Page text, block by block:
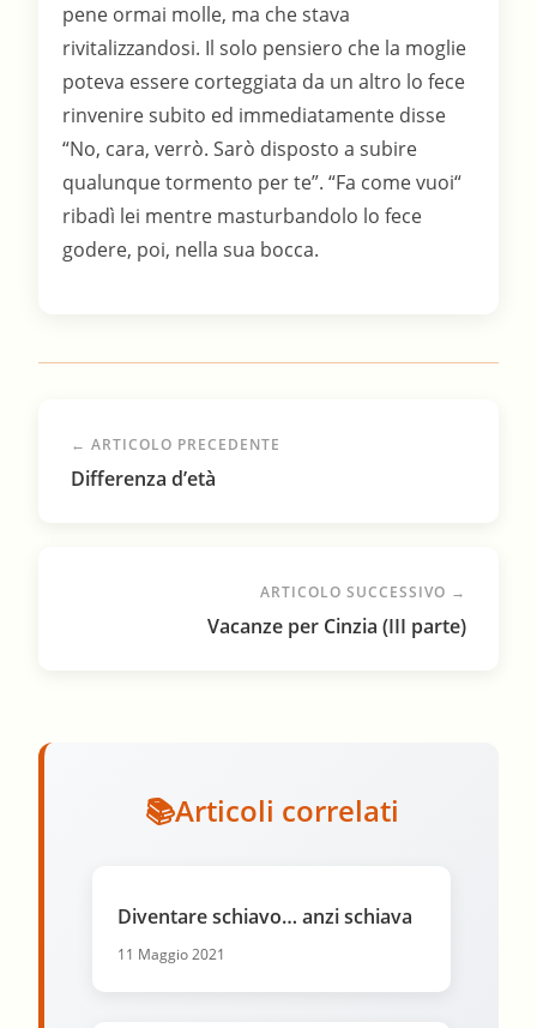
pene ormai molle, ma che stava
rivitalizzandosi. Il solo pensiero che la moglie
poteva essere corteggiata da un altro lo fece
rinvenire subito ed immediatamente disse
“No, cara, verrò. Sarò disposto a subire
qualunque tormento per te”. “Fa come vuoi“
ribadì lei mentre masturbandolo lo fece
godere, poi, nella sua bocca.
← ARTICOLO PRECEDENTE
Differenza d’età
ARTICOLO SUCCESSIVO →
Vacanze per Cinzia (III parte)
Articoli correlati
Diventare schiavo… anzi schiava
11 Maggio 2021